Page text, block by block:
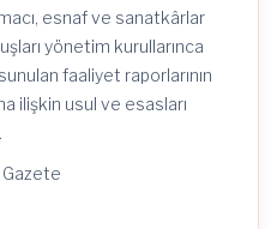
esnaf ve sanatkârlar
yönetim kurullarınca
faaliyet raporlarının
ilişkin usul ve esasları